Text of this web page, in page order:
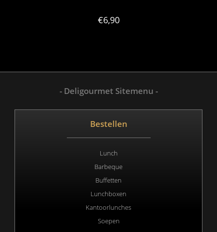
€6,90
- Deligourmet Sitemenu -
Bestellen
Lunch
Barbeque
Buffetten
Lunchboxen
Kantoorlunches
Soepen